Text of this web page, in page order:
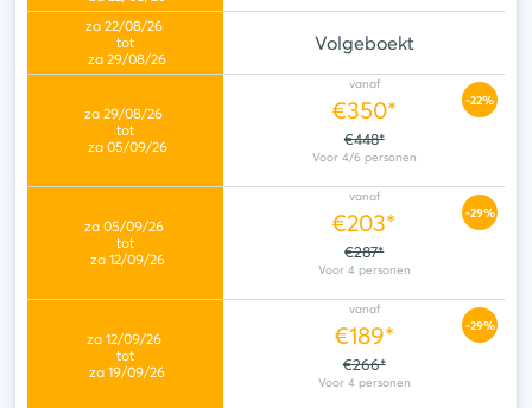
Volgeboekt
-22%
vanaf
€350*
€448*
-29%
vanaf
€203*
€287*
-29%
vanaf
€189*
€266*